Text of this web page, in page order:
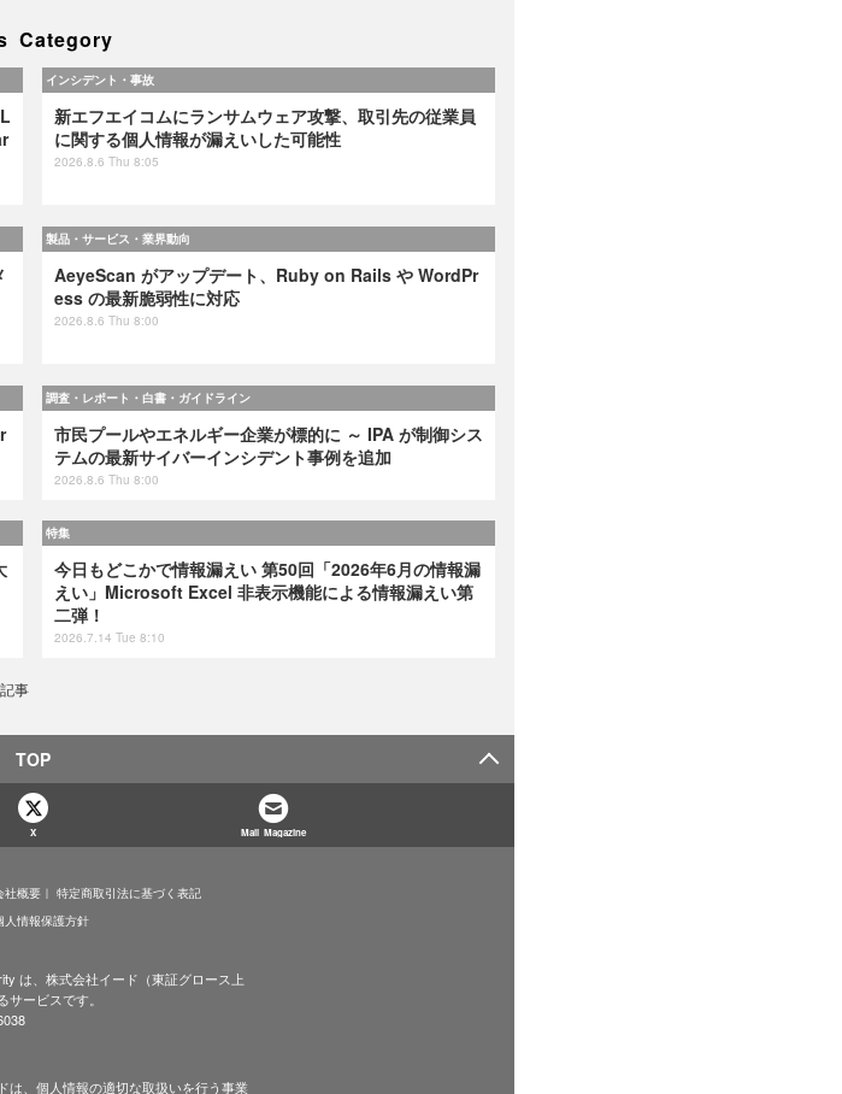
Category
インシデント・事故
新エフエイコムにランサムウェア攻撃、取引先の従業員
に関する個人情報が漏えいした可能性
2026.8.6 Thu 8:05
製品・サービス・業界動向
AeyeScan がアップデート、Ruby on Rails や WordPr
ess の最新脆弱性に対応
2026.8.6 Thu 8:00
調査・レポート・白書・ガイドライン
市民プールやエネルギー企業が標的に ～ IPA が制御シス
テムの最新サイバーインシデント事例を追加
2026.8.6 Thu 8:00
特集
今日もどこかで情報漏えい 第50回「2026年6月の情報漏
えい」Microsoft Excel 非表示機能による情報漏えい第
二弾！
2026.7.14 Tue 8:10
記事
TOP
X Mail Magazine
社概要
特定商取引法に基づく表記
人情報保護方針
は、株式会社イード（東証グロース上
ービスです。
は、個人情報の適切な取扱いを行う事業